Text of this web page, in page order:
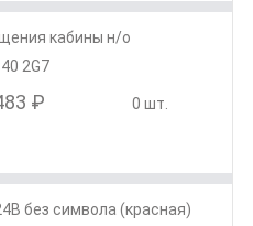
кабины н/о
2G7
₽ 0 шт.
без символа (красная)